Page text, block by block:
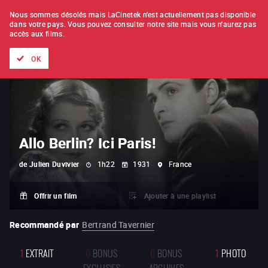
À L'UNITÉ ABONNEMENT
Allo Berlin? Ici Paris!
de Julien Duvivier 1h22 1931 France
Offrir un film Ajouter à une playlist
Recommandé par Bertrand Tavernier
1 EXTRAIT 0 BONUS
0 BONUS
1 PHOTO
Nous sommes désolés mais LaCinetek n'est actuellement pas disponible
dans votre pays. Vous pouvez consulter notre site mais vous n'aurez pas
accès aux films.
OK